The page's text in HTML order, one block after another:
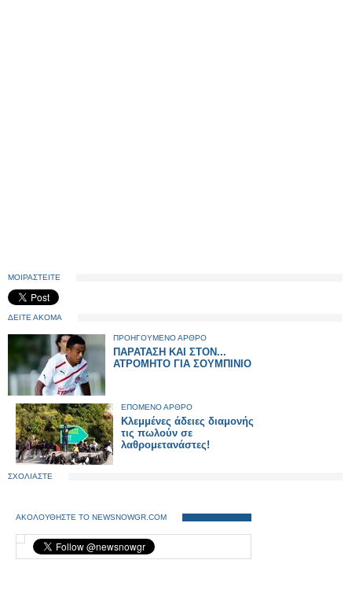
ΜΟΙΡΑΣΤΕΙΤΕ
ΔΕΙΤΕ ΑΚΟΜΑ
ΠΡΟΗΓΟΥΜΕΝΟ ΑΡΘΡΟ
ΠΑΡΑΤΑΣΗ ΚΑΙ ΣΤΟΝ...
ΑΤΡΟΜΗΤΟ ΓΙΑ ΣΟΥΜΠΙΝΙΟ
ΕΠΟΜΕΝΟ ΑΡΘΡΟ
Κλεμμένες άδειες διαμονής
τις πωλούν σε
λαθρομετανάστες!
ΣΧΟΛΙΑΣΤΕ
ΑΚΟΛΟΥΘΗΣΤΕ ΤΟ NEWSNOWGR.COM